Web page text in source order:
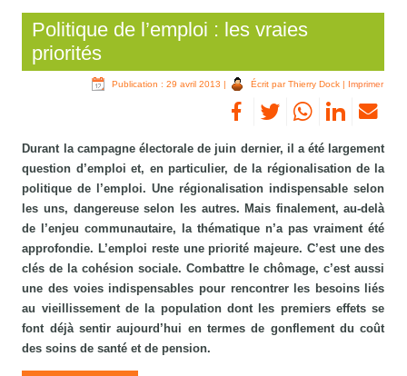
Politique de l’emploi : les vraies
priorités
Publication : 29 avril 2013 | Écrit par Thierry Dock | Imprimer
Durant la campagne électorale de juin dernier, il a été largement
question d’emploi et, en particulier, de la régionalisation de la
politique de l’emploi. Une régionalisation indispensable selon
les uns, dangereuse selon les autres. Mais finalement, au-delà
de l’enjeu communautaire, la thématique n’a pas vraiment été
approfondie. L’emploi reste une priorité majeure. C’est une des
clés de la cohésion sociale. Combattre le chômage, c’est aussi
une des voies indispensables pour rencontrer les besoins liés
au vieillissement de la population dont les premiers effets se
font déjà sentir aujourd’hui en termes de gonflement du coût
des soins de santé et de pension.